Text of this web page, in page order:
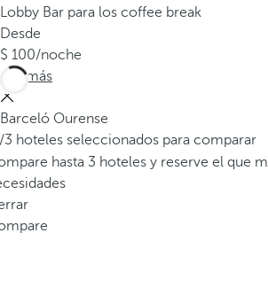
n
d
e
a
v
Lobby Bar para los coffee break
Desde
100/noche
Ver más
Barceló Ourense
/3 hoteles seleccionados para comparar
hasta 3 hoteles y reserve el que